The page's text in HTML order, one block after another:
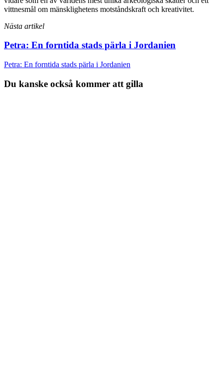
vittnesmål om mänsklighetens motståndskraft och kreativitet.
Nästa artikel
Petra: En forntida stads pärla i Jordanien
Petra: En forntida stads pärla i Jordanien
Du kanske också kommer att gilla